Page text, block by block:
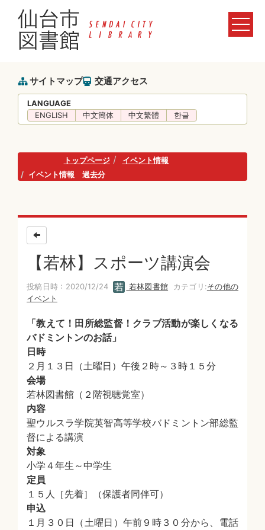
サイトマップ 交通アクセス
LANGUAGE
ENGLISH
中文簡体 中文繁體 한글
トップページ
イベント情報
イベント情報 過去分
【若林】スポーツ講演会
投稿日時 : 2020/12/24 若林図書館 カテゴリ:その他の
イベント
「教えて！田所総監督！クラブ活動が楽しくなる
バドミントンのお話」
日時
２月１３日（土曜日）午後２時～３時１５分
会場
若林図書館（２階視聴覚室）
内容
聖ウルスラ学院英智高等学校バドミントン部総監
督による講演
対象
小学４年生～中学生
定員
１５人［先着］（保護者同伴可）
申込
１月３０日（土曜日）午前９時３０分から、電話